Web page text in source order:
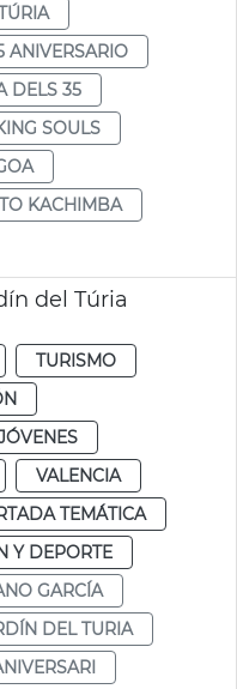
ANIVERSARIO
DELS 35
SOULS
KACHIMBA
del Túria
TURISMO
VALENCIA
TEMÁTICA
Y DEPORTE
GARCÍA
DEL TURIA